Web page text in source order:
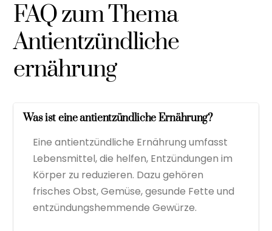
FAQ zum Thema
Antientzündliche
ernährung
Was ist eine antientzündliche Ernährung?
Eine antientzündliche Ernährung umfasst
Lebensmittel, die helfen, Entzündungen im
Körper zu reduzieren. Dazu gehören
frisches Obst, Gemüse, gesunde Fette und
entzündungshemmende Gewürze.